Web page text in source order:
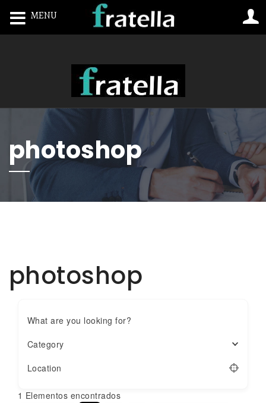
photoshop
photoshop
What are you looking for?
Category
Location
1 Elementos encontrados
MENU